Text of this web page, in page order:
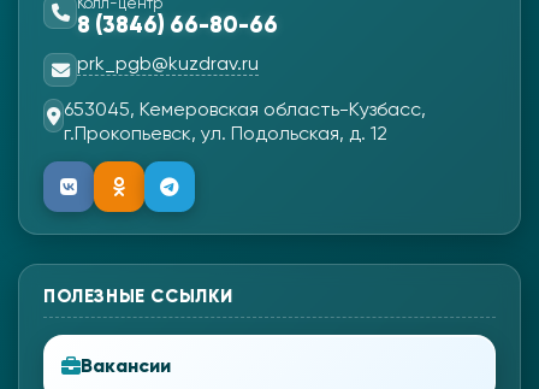
Колл-центр
8 (3846) 66-80-66
prk_pgb@kuzdrav.ru
653045, Кемеровская область-Кузбасс,
г.Прокопьевск, ул. Подольская, д. 12
ПОЛЕЗНЫЕ ССЫЛКИ
Вакансии